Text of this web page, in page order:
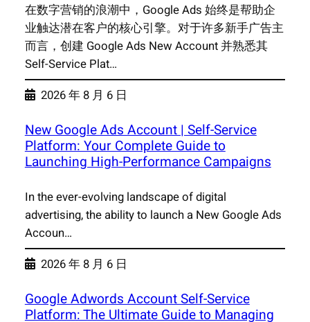
在数字营销的浪潮中，Google Ads 始终是帮助企
业触达潜在客户的核心引擎。对于许多新手广告主
而言，创建 Google Ads New Account 并熟悉其
Self-Service Plat…
2026 年 8 月 6 日
New Google Ads Account | Self-Service
Platform: Your Complete Guide to
Launching High-Performance Campaigns
In the ever-evolving landscape of digital
advertising, the ability to launch a New Google Ads
Accoun…
2026 年 8 月 6 日
Google Adwords Account Self-Service
Platform: The Ultimate Guide to Managing